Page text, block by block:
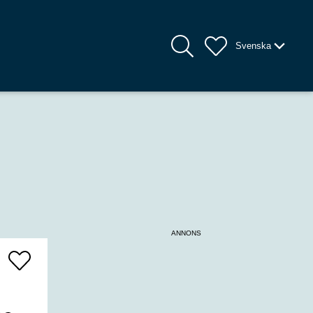
Svenska
Add
To
ANNONS